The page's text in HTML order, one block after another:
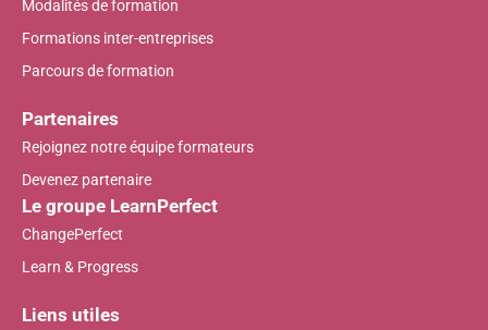
Modalités de formation
Formations inter-entreprises
Parcours de formation
Partenaires
Rejoignez notre équipe formateurs
Devenez partenaire
Le groupe LearnPerfect
ChangePerfect
Learn & Progress
Liens utiles